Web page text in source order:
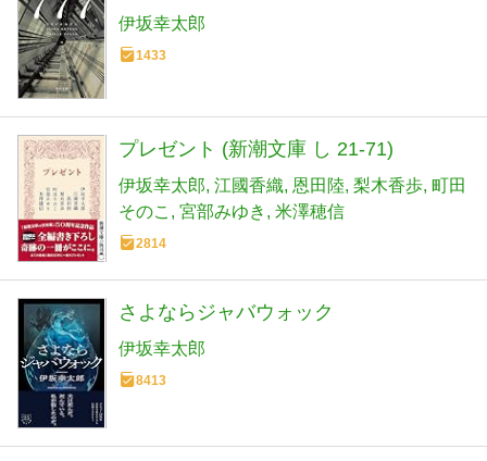
伊坂幸太郎
1433
プレゼント (新潮文庫 し 21-71)
伊坂幸太郎 江國香織 恩田陸 梨木香歩 町田
そのこ
宮部みゆき 米澤穂信
2814
さよならジャバウォック
伊坂幸太郎
8413